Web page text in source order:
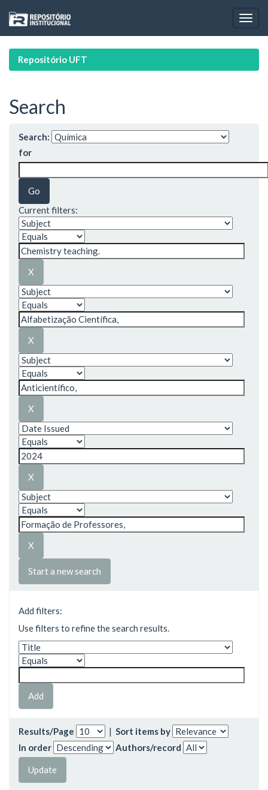
navigation
Repositório UFT
Search
Search:
for
Current filters:
Start a new search
Add filters:
Use filters to refine the search results.
Results/Page | Sort items by
In order
Authors/record